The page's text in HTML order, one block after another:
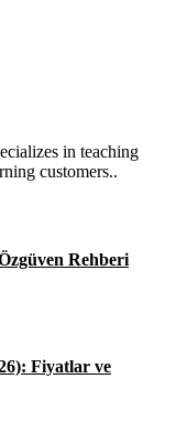
in teaching
customers..
Rehberi
Fiyatlar ve